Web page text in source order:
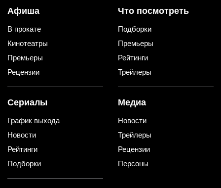
Афиша
В прокате
Кинотеатры
Премьеры
Рецензии
Что посмотреть
Подборки
Премьеры
Рейтинги
Трейлеры
Сериалы
График выхода
Новости
Рейтинги
Подборки
Медиа
Новости
Трейлеры
Рецензии
Персоны